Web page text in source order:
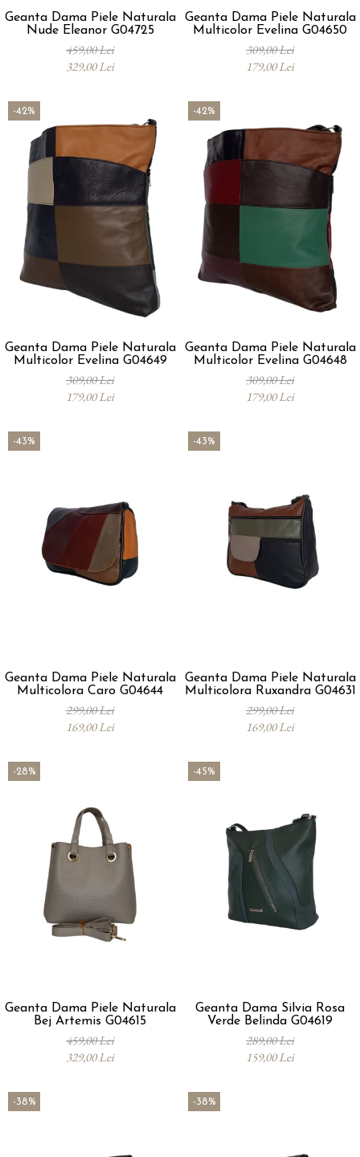
Geanta Dama Piele Naturala
Nude Eleanor G04725
459,00 Lei
329,00 Lei
Geanta Dama Piele Naturala
Multicolor Evelina G04650
309,00 Lei
179,00 Lei
-42%
Geanta Dama Piele Naturala
Multicolor Evelina G04649
309,00 Lei
179,00 Lei
-42%
Geanta Dama Piele Naturala
Multicolor Evelina G04648
309,00 Lei
179,00 Lei
-43%
Geanta Dama Piele Naturala
Multicolora Caro G04644
299,00 Lei
169,00 Lei
-43%
Geanta Dama Piele Naturala
Multicolora Ruxandra G04631
299,00 Lei
169,00 Lei
-28%
Geanta Dama Piele Naturala
Bej Artemis G04615
459,00 Lei
329,00 Lei
-45%
Geanta Dama Silvia Rosa
Verde Belinda G04619
289,00 Lei
159,00 Lei
-38% -38%